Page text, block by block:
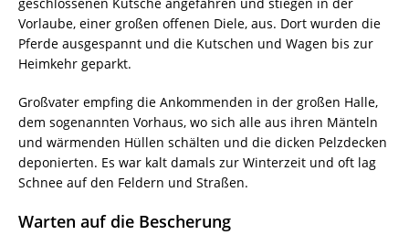
Vorlaube, einer großen offenen Diele, aus. Dort wurden die
Pferde ausgespannt und die Kutschen und Wagen bis zur
Heimkehr geparkt.
Großvater empfing die Ankommenden in der großen Halle,
dem sogenannten Vorhaus, wo sich alle aus ihren Mänteln
und wärmenden Hüllen schälten und die dicken Pelzdecken
deponierten. Es war kalt damals zur Winterzeit und oft lag
Schnee auf den Feldern und Straßen.
Warten auf die Bescherung